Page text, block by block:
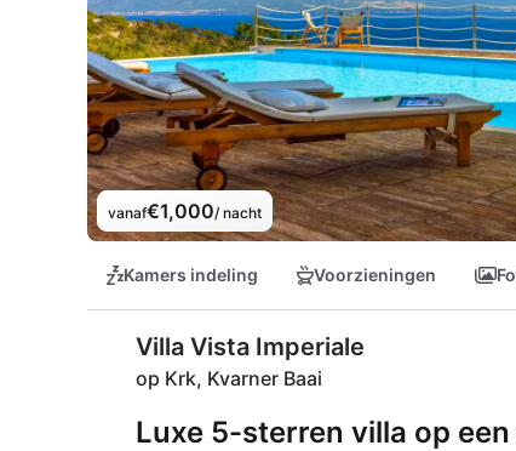
vanaf€1,000/ nacht
Kamers indeling Voorzieningen
Villa Vista Imperiale
op Krk, Kvarner Baai
Luxe 5-sterren villa op